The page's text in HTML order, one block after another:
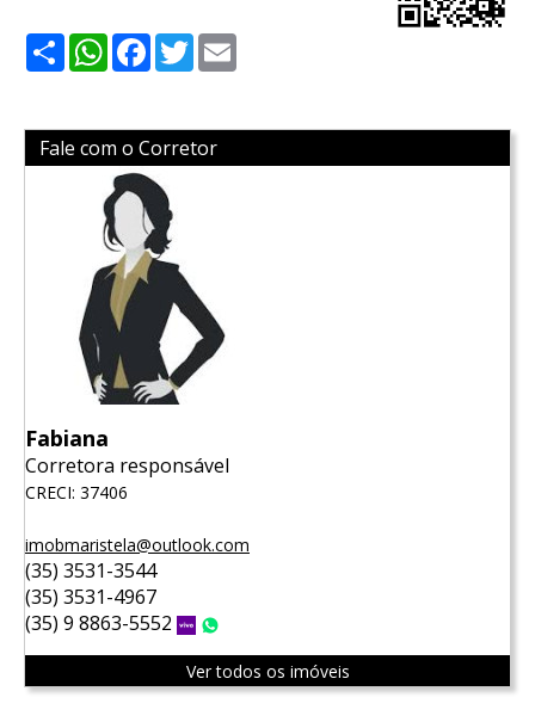
ShareWhatsApp
Facebook
Twitter
Fale com o Corretor
Fabiana
Corretora responsável
CRECI: 37406
imobmaristela@outlook.com
(35) 3531-3544
(35) 3531-4967
(35) 9 8863-5552
Vivo
Ver todos os imóveis